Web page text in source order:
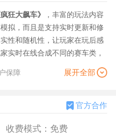
疯狂大飙车》
，丰富的玩法内容
拟，而且是支持实时更新和修
性和随机性，让玩家在玩后感
实时在线合成不同的赛车类，
径。
保障 展开全部
官方合作
收费模式： 免费